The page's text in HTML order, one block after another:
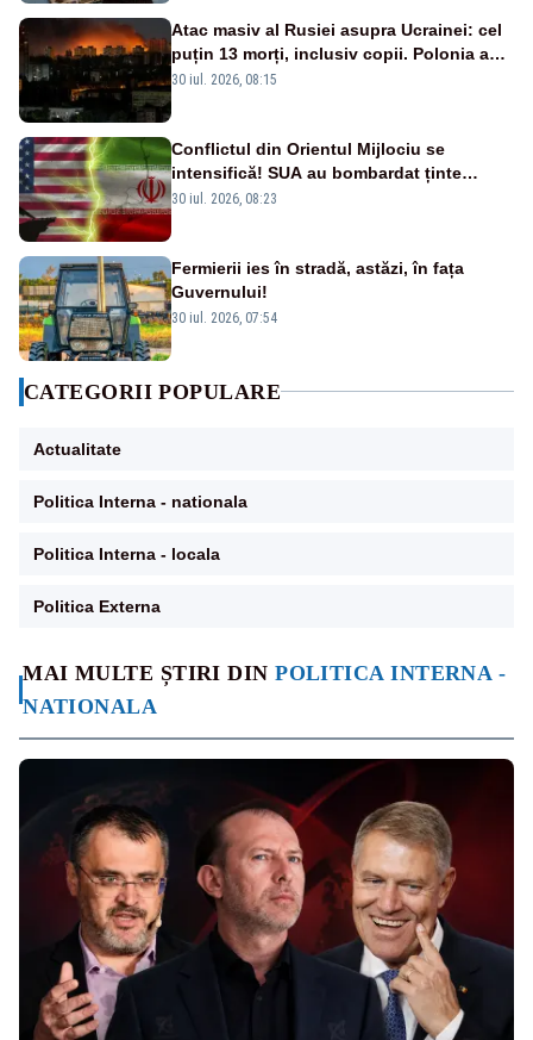
MAI MULTE ȘTIRI DINPOLITICA INTERNA -
NATIONALA
Atac masiv al Rusiei asupra Ucrainei: cel
puțin 13 morți, inclusiv copii. Polonia a
ridicat avioanele de vânătoare
30 iul. 2026, 08:15
Conflictul din Orientul Mijlociu se
intensifică! SUA au bombardat ținte
militare din Iran
30 iul. 2026, 08:23
Fermierii ies în stradă, astăzi, în fața
Guvernului!
30 iul. 2026, 07:54
CATEGORII POPULARE
Actualitate
Politica Interna - nationala
Politica Interna - locala
Politica Externa